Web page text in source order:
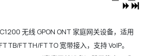
无线 GPON ONT 家庭网关设备，适用
FTTH/FTTO 宽带接入，支持 VoIP。